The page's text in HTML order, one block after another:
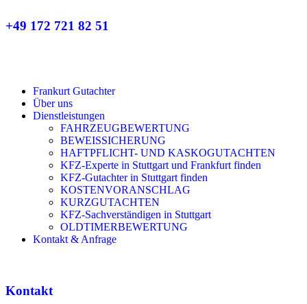
+49 172 721 82 51
Frankurt Gutachter
Über uns
Dienstleistungen
FAHRZEUGBEWERTUNG
BEWEISSICHERUNG
HAFTPFLICHT- UND KASKOGUTACHTEN
KFZ-Experte in Stuttgart und Frankfurt finden
KFZ-Gutachter in Stuttgart finden
KOSTENVORANSCHLAG
KURZGUTACHTEN
KFZ-Sachverständigen in Stuttgart
OLDTIMERBEWERTUNG
Kontakt & Anfrage
Kontakt